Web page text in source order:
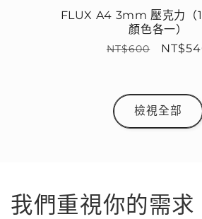
FLUX A4 3mm 壓克力（
顏色各一）
定
NT$600
售
檢視全部
我們重視你的需求